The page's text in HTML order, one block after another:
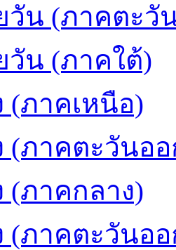
วัน (ภาคตะวั
วัน (ภาคใต้)
(ภาคเหนือ)
(ภาคตะวันออ
(ภาคกลาง)
(ภาคตะวันอ